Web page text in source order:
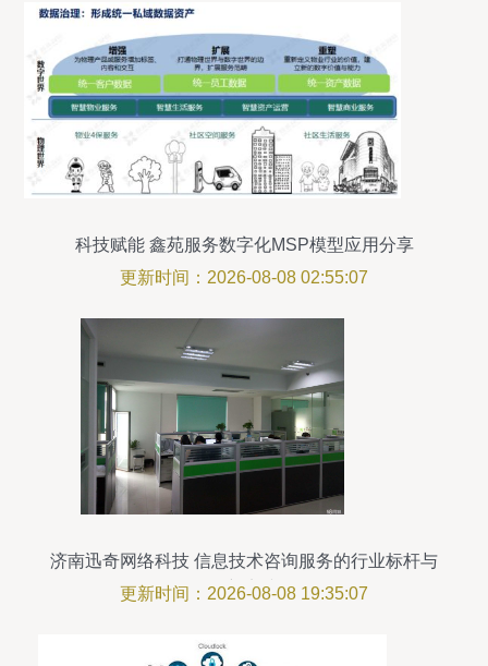
科技赋能 鑫苑服务数字化MSP模型应用分享
更新时间：2026-08-08 02:55:07
济南迅奇网络科技 信息技术咨询服务的行业标杆与
创新实践
更新时间：2026-08-08 19:35:07